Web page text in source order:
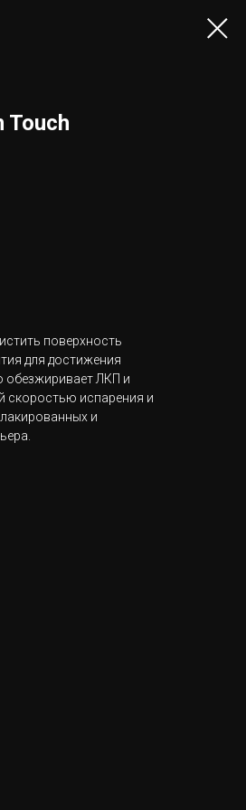
Touch
поверхность
для достижения
обезжиривает ЛКП и
скоростью испарения и
и